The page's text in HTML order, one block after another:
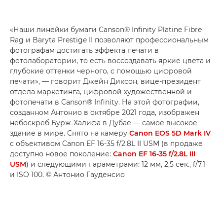
«Наши линейки бумаги Canson® Infinity Platine Fibre
Rag и Baryta Prestige II позволяют профессиональным
фотографам достигать эффекта печати в
фотолаборатории, то есть воссоздавать яркие цвета и
глубокие оттенки черного, с помощью цифровой
печати», — говорит Джейн Диксон, вице-президент
отдела маркетинга, цифровой художественной и
фотопечати в Canson® Infinity. На этой фотографии,
созданном Антонио в октябре 2021 года, изображен
небоскреб Бурж-Халифа в Дубае — самое высокое
здание в мире. Снято на камеру Canon EOS 5D Mark IV
с объективом Canon EF 16-35 f/2.8L II USM (в продаже
доступно новое поколение: Canon EF 16-35 f/2.8L III
USM) и следующими параметрами: 12 мм, 2,5 сек., f/7.1
и ISO 100. © Антонио Гауденсио